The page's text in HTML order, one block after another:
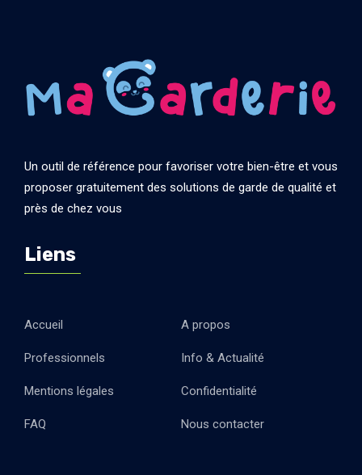
Un outil de référence pour favoriser votre bien-être et vous
proposer gratuitement des solutions de garde de qualité et
près de chez vous
Liens
Accueil A propos
Professionnels Info & Actualité
Mentions légales Confidentialité
FAQ Nous contacter